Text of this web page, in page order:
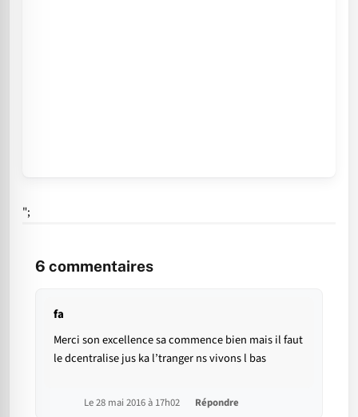
";
6 commentaires
fa
Merci son excellence sa commence bien mais il faut
le dcentralise jus ka l’tranger ns vivons l bas
Le 28 mai 2016 à 17h02 Répondre